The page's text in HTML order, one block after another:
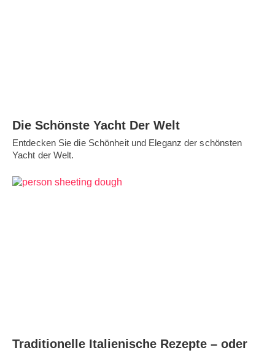
Die Schönste Yacht Der Welt
Entdecken Sie die Schönheit und Eleganz der schönsten
Yacht der Welt.
Traditionelle Italienische Rezepte – oder